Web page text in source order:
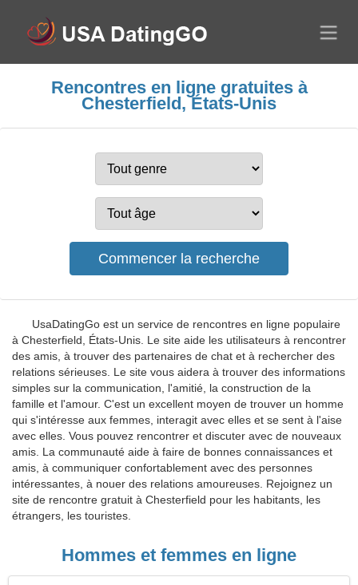
Rencontres en ligne gratuites à
Chesterfield, États-Unis
UsaDatingGo est un service de rencontres en ligne populaire
à Chesterfield, États-Unis. Le site aide les utilisateurs à rencontrer
des amis, à trouver des partenaires de chat et à rechercher des
relations sérieuses. Le site vous aidera à trouver des informations
simples sur la communication, l'amitié, la construction de la
famille et l'amour. C'est un excellent moyen de trouver un homme
qui s'intéresse aux femmes, interagit avec elles et se sent à l'aise
avec elles. Vous pouvez rencontrer et discuter avec de nouveaux
amis. La communauté aide à faire de bonnes connaissances et
amis, à communiquer confortablement avec des personnes
intéressantes, à nouer des relations amoureuses. Rejoignez un
site de rencontre gratuit à Chesterfield pour les habitants, les
étrangers, les touristes.
Hommes et femmes en ligne